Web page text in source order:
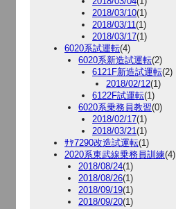
2018/03/10(1)
2018/03/11(1)
2018/03/17(1)
6020系試運転(4)
6020系新造試運転(2)
6121F新造試運転(2)
2018/02/12(1)
6122F試運転(1)
6020系乗務員教習(0)
2018/02/17(1)
2018/03/21(1)
ｻﾔ7290改造試運転(1)
2020系東武線乗務員訓練(4)
2018/08/24(1)
2018/08/26(1)
2018/09/19(1)
2018/09/20(1)